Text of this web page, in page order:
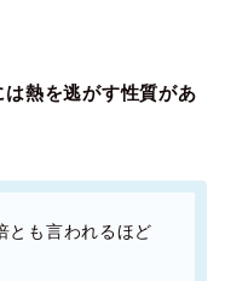
熱を逃がす性質があ
とも言われるほど